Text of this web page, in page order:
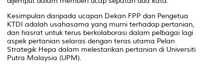
Kesimpulan daripada ucapan Dekan FPP dan Pengetua
KTDI adalah usahasama yang murni terhadap pertanian,
dan hasrat untuk terus berkolaborasi dalam pelbagai lagi
aspek pertanian selaras dengan teras utama Pelan
Strategik Hepa dalam melestarikan pertanian di Universiti
Putra Malaysia (UPM).